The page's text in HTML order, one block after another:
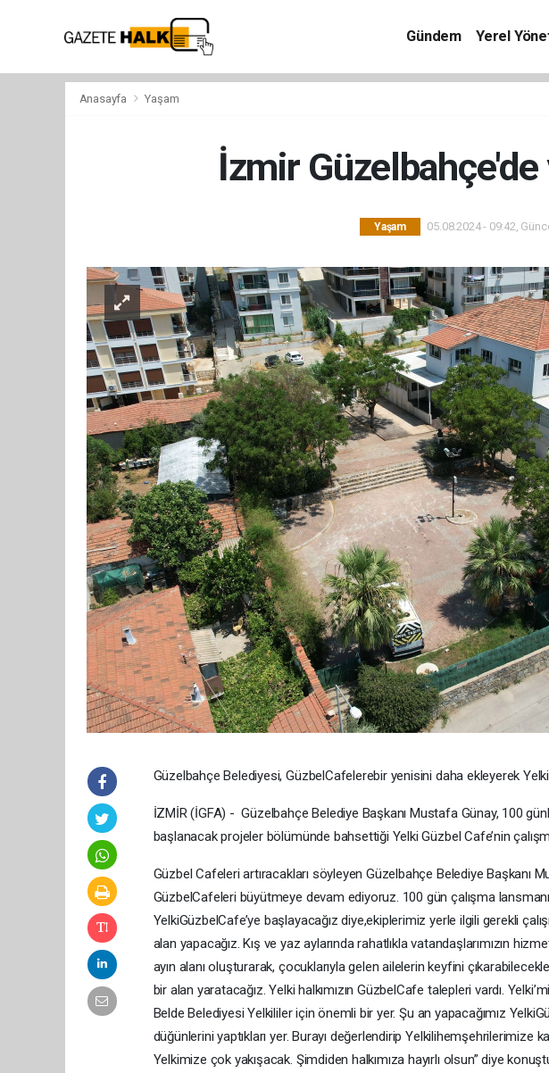
Gündem Yerel
Anasayfa Yaşam
İzmir
Yaşam 05.08.2024 - 09:42,
Güzelbahçe Belediyesi, GüzbelCafelerebir yenisini daha ekleyerek
İZMİR (İGFA) - Güzelbahçe Belediye Başkanı Mustafa Günay, 100
başlanacak projeler bölümünde bahsettiği Yelki Güzbel Cafe’nin
Güzbel Cafeleri artıracakları söyleyen Güzelbahçe Belediye Başkanı
GüzbelCafeleri büyütmeye devam ediyoruz. 100 gün çalışma
YelkiGüzbelCafe’ye başlayacağız diye,ekiplerimiz yerle ilgili gerekli
alan yapacağız. Kış ve yaz aylarında rahatlıkla vatandaşlarımızın
ayın alanı oluşturarak, çocuklarıyla gelen ailelerin keyfini
bir alan yaratacağız. Yelki halkımızın GüzbelCafe talepleri vardı.
Belde Belediyesi Yelkililer için önemli bir yer. Şu an yapacağımız
düğünlerini yaptıkları yer. Burayı değerlendirip Yelkilihemşehrilerimize
Yelkimize çok yakışacak. Şimdiden halkımıza hayırlı olsun” diye